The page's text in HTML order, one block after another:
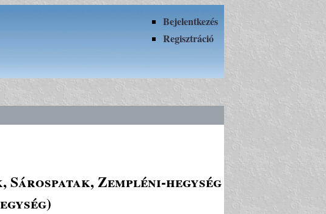
Bejelentkezés
Regisztráció
Zempléni-hegység